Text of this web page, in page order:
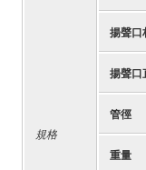
規格
揚聲口
揚聲口
管徑
重量